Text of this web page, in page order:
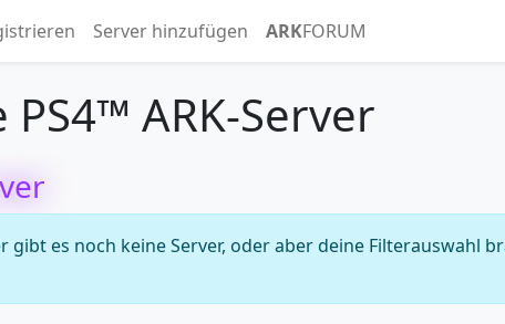
Server hinzufügen ARKFORUM
PS4™ ARK-Server
gibt es noch keine Server, oder aber deine Filterauswahl